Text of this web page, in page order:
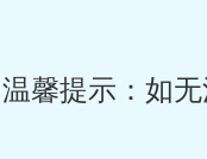
温馨提示：如无